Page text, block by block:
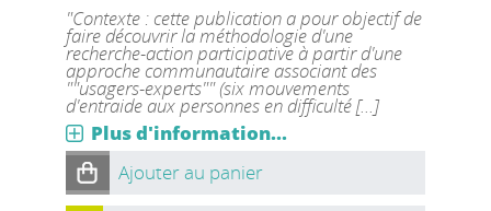
"Contexte : cette publication a pour objectif de
faire découvrir la méthodologie d'une
recherche-action participative à partir d'une
approche communautaire associant des
""usagers-experts"" (six mouvements
d'entraide aux personnes en difficulté [...]
Plus d'information...
Ajouter au panier